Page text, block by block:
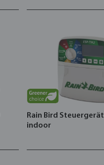
Rain Bird Steuergerät
indoor